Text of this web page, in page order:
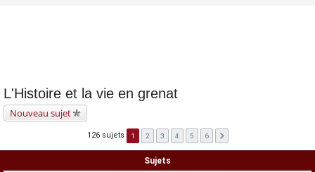
L'Histoire et la vie en grenat
Nouveau sujet
126 sujets 1 2 3 4 5 6
Sujets